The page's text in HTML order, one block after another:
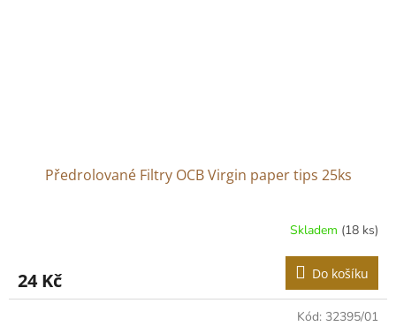
Předrolované Filtry OCB Virgin paper tips 25ks
Skladem (18 ks)
24 Kč Do košíku
Kód: 32395/01